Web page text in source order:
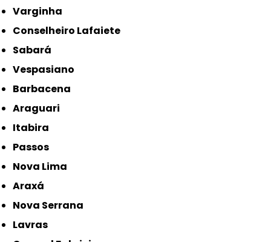
Varginha
Conselheiro Lafaiete
Sabará
Vespasiano
Barbacena
Araguari
Itabira
Passos
Nova Lima
Araxá
Nova Serrana
Lavras